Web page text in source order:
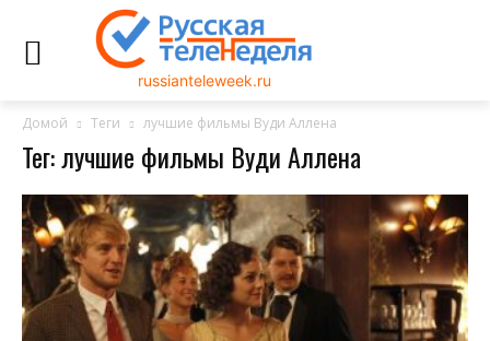
russianteleweek.ru
Домой Теги лучшие фильмы Вуди Аллена
Тег: лучшие фильмы Вуди Аллена